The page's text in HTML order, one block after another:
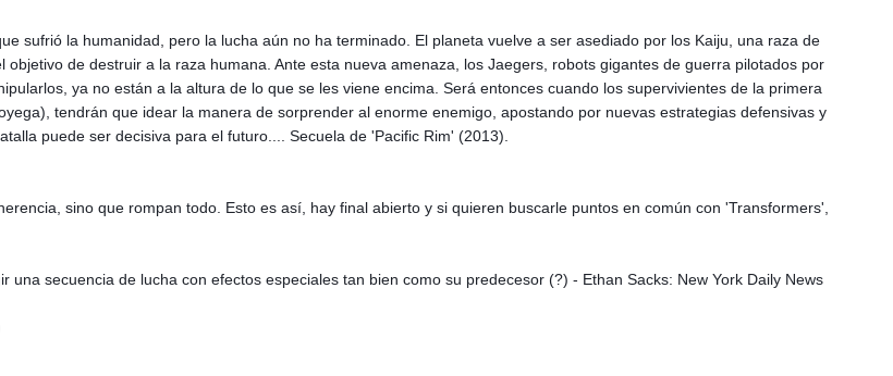
sufrió la humanidad, pero la lucha aún no ha terminado. El planeta vuelve a ser asediado por los Kaiju, una raza de
de destruir a la raza humana. Ante esta nueva amenaza, los Jaegers, robots gigantes de guerra pilotados por
ya no están a la altura de lo que se les viene encima. Será entonces cuando los supervivientes de la primera
tendrán que idear la manera de sorprender al enorme enemigo, apostando por nuevas estrategias defensivas y
puede ser decisiva para el futuro.... Secuela de 'Pacific Rim' (2013).
sino que rompan todo. Esto es así, hay final abierto y si quieren buscarle puntos en común con 'Transformers',
secuencia de lucha con efectos especiales tan bien como su predecesor (?) - Ethan Sacks: New York Daily News